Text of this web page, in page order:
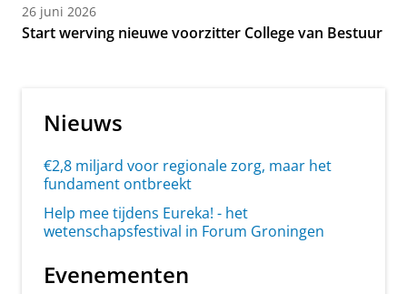
26 juni 2026
Start werving nieuwe voorzitter College van Bestuur
Nieuws
€2,8 miljard voor regionale zorg, maar het
fundament ontbreekt
Help mee tijdens Eureka! - het
wetenschapsfestival in Forum Groningen
Evenementen